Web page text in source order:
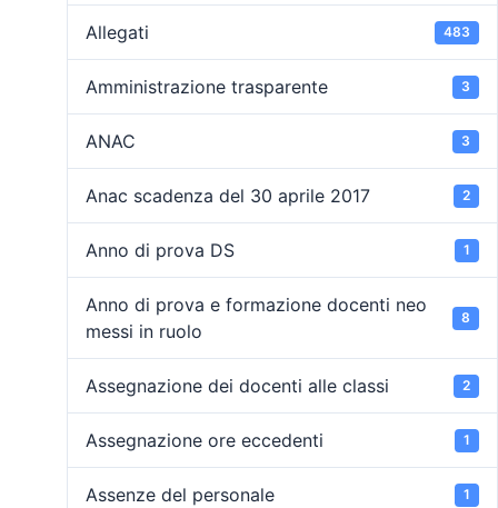
Allegati 483
Amministrazione trasparente 3
ANAC 3
Anac scadenza del 30 aprile 2017 2
Anno di prova DS 1
Anno di prova e formazione docenti neo
messi in ruolo
8
Assegnazione dei docenti alle classi 2
Assegnazione ore eccedenti 1
Assenze del personale 1